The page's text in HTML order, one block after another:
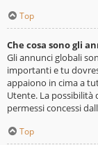
Top
Che cosa sono gli
Gli annunci globali
importanti e tu
appaiono in cima a
Utente. La possibilità
permessi concessi
Top